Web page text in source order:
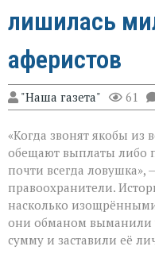
лишилась
аферистов
"Наша газета" 61
«Когда звонят якобы
обещают выплаты либо
почти всегда
правоохранители.
насколько
они обманом выманили
сумму и заставили её